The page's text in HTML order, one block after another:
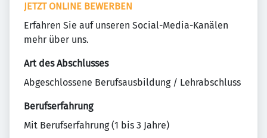
JETZT ONLINE BEWERBEN
Erfahren Sie auf unseren Social-Media-Kanälen
mehr über uns.
Art des Abschlusses
Abgeschlossene Berufsausbildung / Lehrabschluss
Berufserfahrung
Mit Berufserfahrung (1 bis 3 Jahre)